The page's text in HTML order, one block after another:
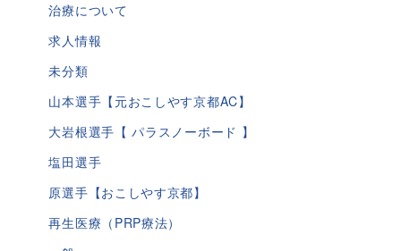
治療について
求人情報
未分類
山本選手【元おこしやす京都AC】
大岩根選手【 パラスノーボード 】
塩田選手
原選手【おこしやす京都】
再生医療（PRP療法）